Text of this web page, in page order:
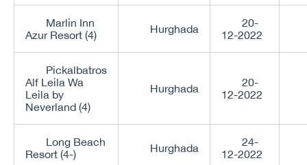
Marlin Inn
Azur Resort (4)
Hurghada
20-
12-2022
Pickalbatros
Alf Leila Wa
Leila by
Neverland (4)
Hurghada
20-
12-2022
Long Beach
Resort (4-)
Hurghada
24-
12-2022